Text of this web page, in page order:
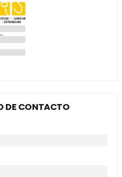
DE CONTACTO